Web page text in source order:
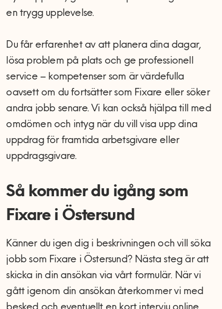
en trygg upplevelse.
Du får erfarenhet av att planera dina dagar,
lösa problem på plats och ge professionell
service – kompetenser som är värdefulla
oavsett om du fortsätter som Fixare eller söker
andra jobb senare. Vi kan också hjälpa till med
omdömen och intyg när du vill visa upp dina
uppdrag för framtida arbetsgivare eller
uppdragsgivare.
Så kommer du igång som
Fixare i Östersund
Känner du igen dig i beskrivningen och vill söka
jobb som Fixare i Östersund? Nästa steg är att
skicka in din ansökan via vårt formulär. När vi
gått igenom din ansökan återkommer vi med